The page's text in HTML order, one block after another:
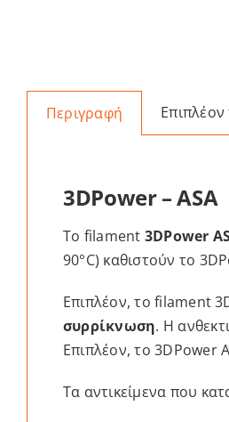
Περιγραφή
3DPower – ASA
Το filament 3DPower
90°C) καθιστούν το
Επιπλέον, το filament
συρρίκνωση. Η
Επιπλέον, το 3DPower
Τα αντικείμενα που